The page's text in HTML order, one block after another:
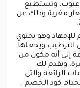
عيوب، وتستطيع
مغرية وذلك عن
للإجهاد وهو يحتوي
الترطيب ويجعلها
إلى أنه مكون من
ويقدم لك
الرائعة والتي
كود الخصم .